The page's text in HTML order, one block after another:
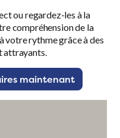
ou regardez-les à la
compréhension de la
votre rythme grâce à des
attrayants.
maintenant